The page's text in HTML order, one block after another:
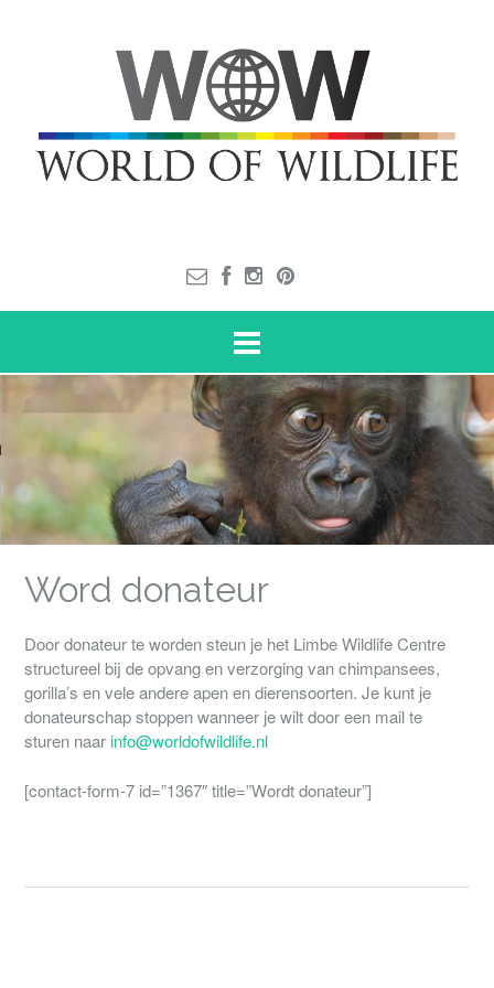
Word donateur
Door donateur te worden steun je het Limbe Wildlife Centre
structureel bij de opvang en verzorging van chimpansees,
gorilla’s en vele andere apen en dierensoorten. Je kunt je
donateurschap stoppen wanneer je wilt door een mail te
sturen naarinfo@worldofwildlife.nl
[contact-form-7 id=”1367″ title=”Wordt donateur”]